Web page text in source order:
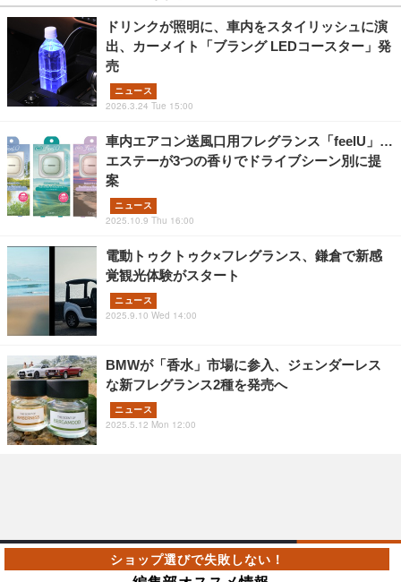
ドリンクが照明に、車内をスタイリッシュに演
出、カーメイト「ブラング LEDコースター」発
売
ニュース
2026.3.24 Tue 15:00
車内エアコン送風口用フレグランス「feelU」…
エステーが3つの香りでドライブシーン別に提
案
ニュース
2025.10.9 Thu 16:00
電動トゥクトゥク×フレグランス、鎌倉で新感
覚観光体験がスタート
ニュース
2025.9.10 Wed 14:00
BMWが「香水」市場に参入、ジェンダーレス
な新フレグランス2種を発売へ
ニュース
2025.5.12 Mon 12:00